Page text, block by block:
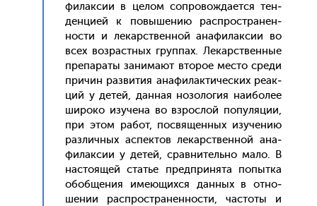
филак­сии в це­лом соп­ро­вож­да­ет­ся тен­
денци­ей к по­выше­нию рас­простра­нен­
ности и ле­карс­твен­ной ана­филак­сии во
всех воз­рас­тных груп­пах. Ле­карс­твен­ные
пре­пара­ты за­нима­ют вто­рое мес­то сре­ди
при­чин раз­ви­тия ана­филак­ти­чес­ких ре­ак­
ций у де­тей, дан­ная но­золо­гия на­ибо­лее
ши­роко изу­чена во взрос­лой по­пуля­ции,
при этом ра­бот, пос­вя­щен­ных изу­чению
раз­личных ас­пектов ле­карс­твен­ной ана­
филак­сии у де­тей, срав­ни­тель­но ма­ло. В
нас­то­ящей статье пред­при­нята по­пыт­ка
обоб­ще­ния име­ющих­ся дан­ных в от­но­
шении рас­простра­нен­ности, час­то­ты и